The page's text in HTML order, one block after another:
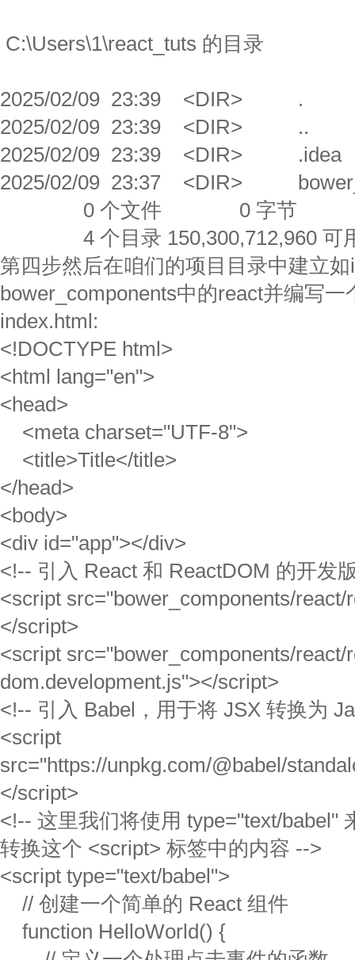
C:\Users\1\react_tuts 的目录
2025/02/09 23:39 <DIR> .
2025/02/09 23:39 <DIR> ..
2025/02/09 23:39 <DIR> .idea
2025/02/09 23:37 <DIR>
0 个文件 0 字节
4 个目录 150,300,712,960 可
第四步然后在咱们的项目目录中建立
bower_components中的react并编写
index.html:
<!DOCTYPE html>
<html lang="en">
<head>
<meta charset="UTF-8">
<title>Title</title>
</head>
<body>
<div id="app"></div>
<!-- 引入 React 和 ReactDOM 的开发
<script src="bower_components/react/
</script>
<script src="bower_components/react/
dom.development.js"></script>
<!-- 引入 Babel，用于将 JSX 转换为
<script
src="https://unpkg.com/@babel/
</script>
<!-- 这里我们将使用 type="text/babel"
转换这个 <script> 标签中的内容 -->
<script type="text/babel">
// 创建一个简单的 React 组件
function HelloWorld() {